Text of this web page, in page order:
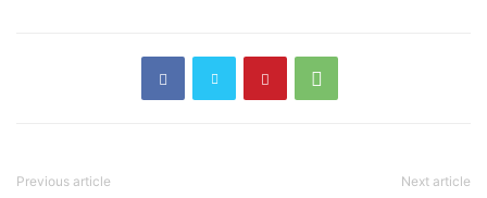
Previous article Next article